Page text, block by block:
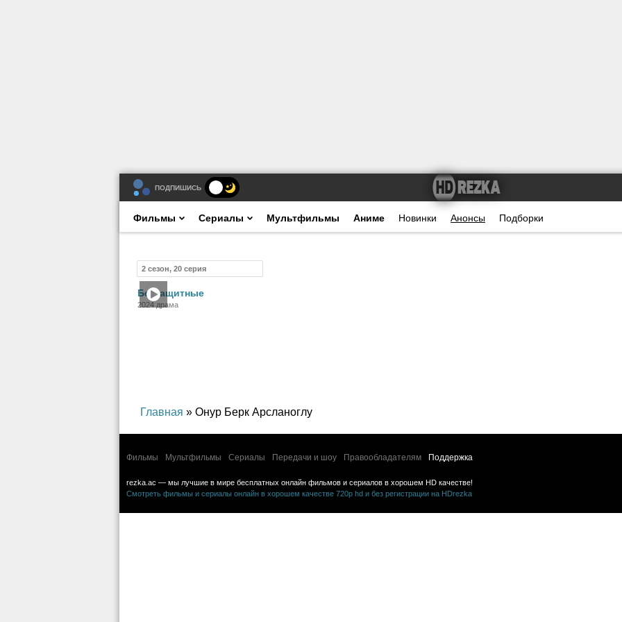
ПОДПИШИСЬ
Фильмы Сериалы Мультфильмы Аниме Новинки Анонсы Подборки
2 сезон, 20 серия
Беззащитные
2024 драма
Главная » Онур Берк Арсланоглу
Фильмы Мультфильмы Сериалы Передачи и шоу Правообладателям Поддержка
rezka.ac — мы лучшие в мире бесплатных онлайн фильмов и сериалов в хорошем HD качестве!
Смотреть фильмы и сериалы онлайн в хорошем качестве 720p hd и без регистрации на HDrezka